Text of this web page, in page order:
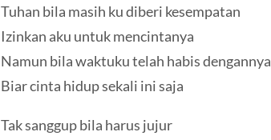
Tuhan bila masih ku diberi kesempatan
Izinkan aku untuk mencintanya
Namun bila waktuku telah habis dengannya
Biar cinta hidup sekali ini saja
Tak sanggup bila harus jujur